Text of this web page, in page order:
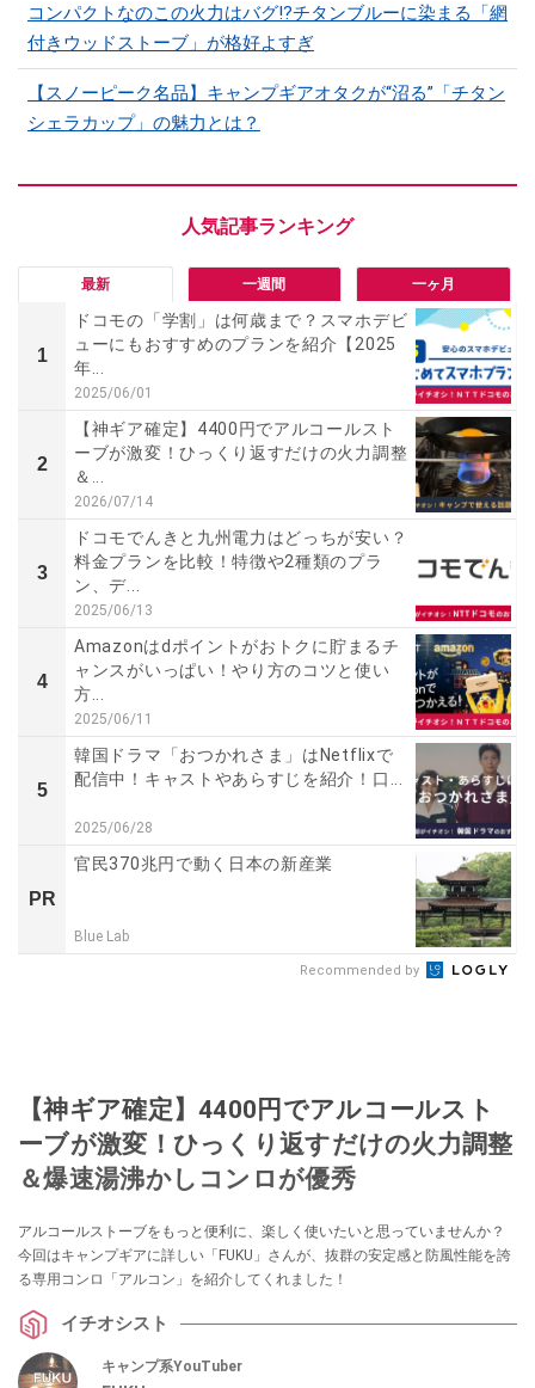
コンパクトなのこの火力はバグ⁉チタンブルーに染まる「網
付きウッドストーブ」が格好よすぎ
【スノーピーク名品】キャンプギアオタクが“沼る”「チタン
シェラカップ」の魅力とは？
最新 一週間 一ヶ月
1
ドコモの「学割」は何歳まで？スマホデビ
ューにもおすすめのプランを紹介【2025
年...
2025/06/01
2
【神ギア確定】4400円でアルコールスト
ーブが激変！ひっくり返すだけの火力調整
＆...
2026/07/14
3
ドコモでんきと九州電力はどっちが安い？
料金プランを比較！特徴や2種類のプラ
ン、デ...
2025/06/13
4
Amazonはdポイントがおトクに貯まるチ
ャンスがいっぱい！やり方のコツと使い
方...
2025/06/11
5
韓国ドラマ「おつかれさま」はNetflixで
配信中！キャストやあらすじを紹介！口...
2025/06/28
PR
官民370兆円で動く日本の新産業
Blue Lab
Recommended by
【神ギア確定】4400円でアルコールスト
ーブが激変！ひっくり返すだけの火力調整
＆爆速湯沸かしコンロが優秀
アルコールストーブをもっと便利に、楽しく使いたいと思っていませんか？
今回はキャンプギアに詳しい「FUKU」さんが、抜群の安定感と防風性能を誇
る専用コンロ「アルコン」を紹介してくれました！
イチオシスト
キャンプ系YouTuber